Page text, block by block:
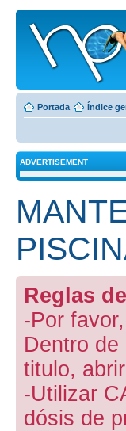
Portada Índice
ADVERTISEMENT
Reglas
-Por
Dentro
titulo,
-Utilizar
dósis de